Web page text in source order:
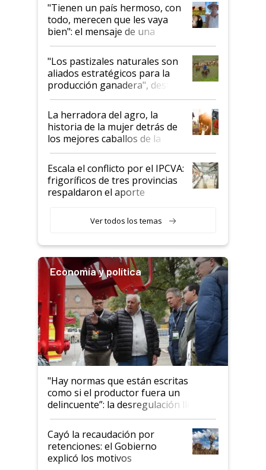
"Tienen un país hermoso, con
todo, merecen que les vaya
bien": el mensaje de una
ganadera uruguaya sobre las
oportunidades que se abren
para el agro en Argentina, con
foco en la carne
"Los pastizales naturales son
aliados estratégicos para la
producción ganadera", destaca
la iniciativa que ya reúne a 46
establecimientos en Argentina
La herradora del agro, la
historia de la mujer detrás de
los mejores caballos de la
Argentina y los mitos que
todavía hacen sufrir a estos
animales: "Mientras me
descalificaban, yo seguí
haciendo currículum"
Escala el conflicto por el IPCVA:
frigoríficos de tres provincias
respaldaron el aporte
Ver todos los temas
Economía y política
"Hay normas que están escritas
como si el productor fuera un
delincuente”: la desregulación llegó
al Congreso Aapresid y hasta se
habló del financiamiento al IPCVA
Cayó la recaudación por
retenciones: el Gobierno
explicó los motivos